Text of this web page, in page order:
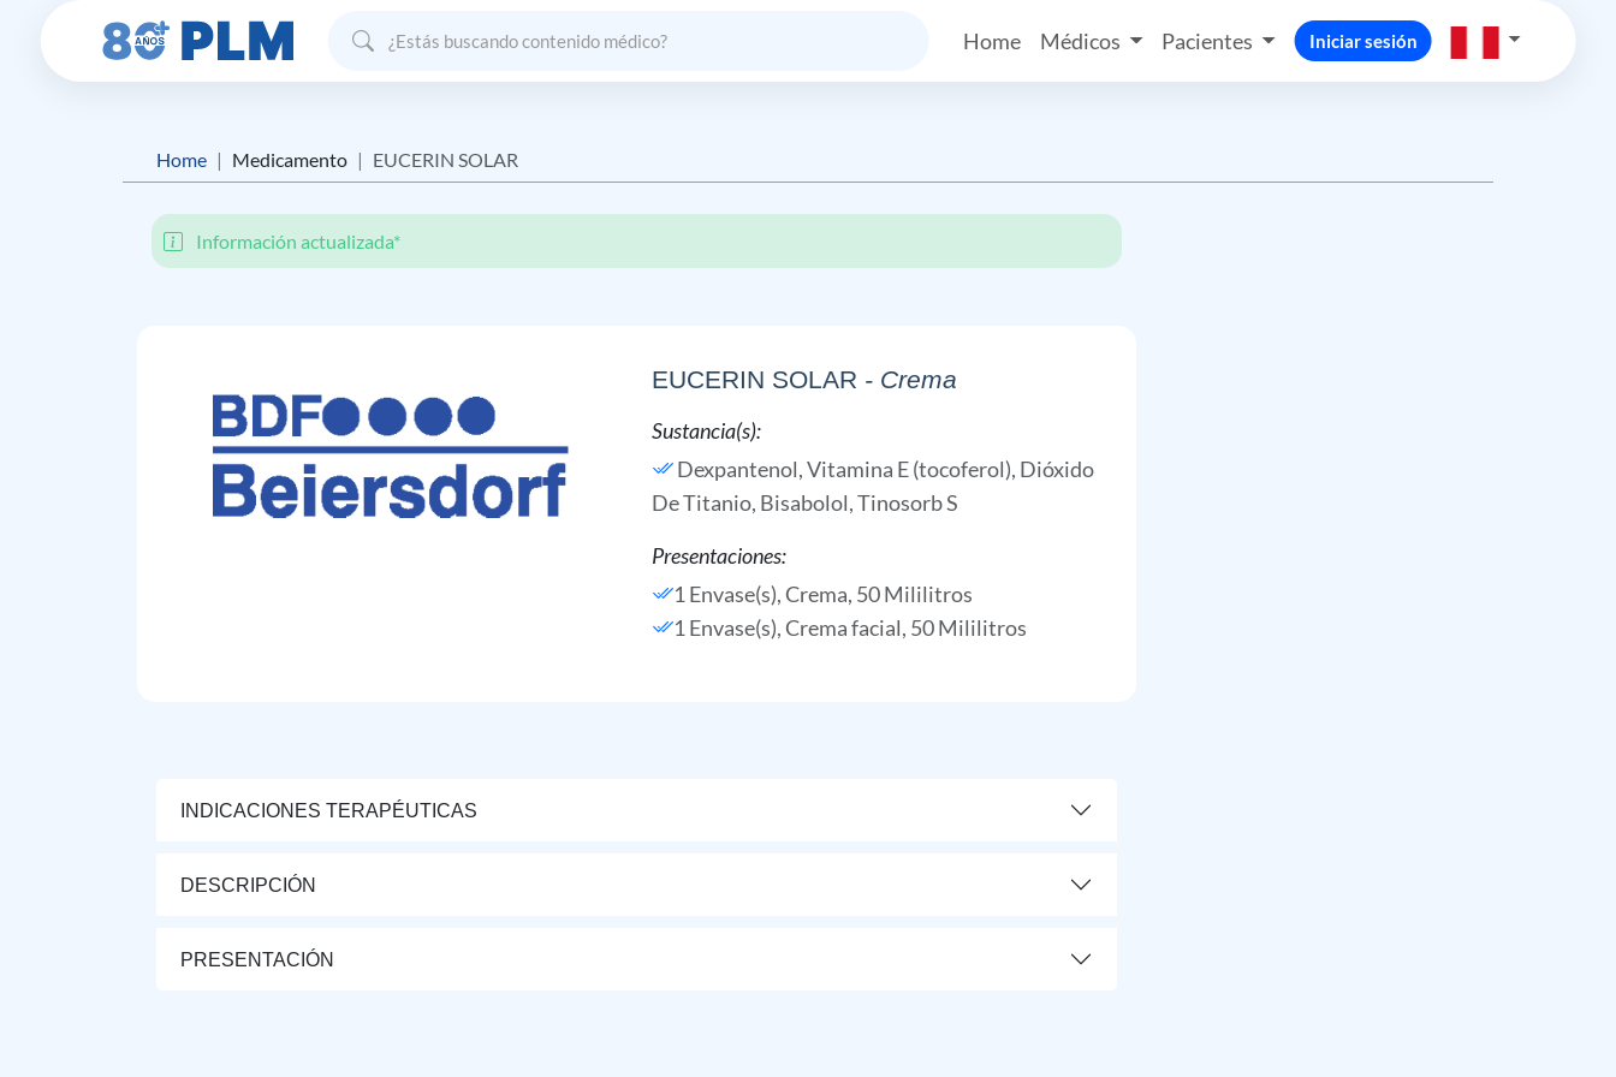
Home Médicos Pacientes Iniciar sesión
Home Medicamento EUCERIN SOLAR
Información actualizada*
EUCERIN SOLAR - Crema
Sustancia(s):
Dexpantenol,Vitamina E (tocoferol), Dióxido
De Titanio, Bisabolol,Tinosorb S
Presentaciones:
1 Envase(s), Crema, 50 Mililitros
1 Envase(s), Crema facial, 50 Mililitros
INDICACIONES TERAPÉUTICAS
DESCRIPCIÓN
PRESENTACIÓN